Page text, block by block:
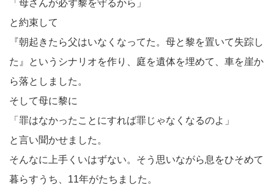
「母さんが必ず黎を守るから」
と約束して
『朝起きたら父はいなくなってた。母と黎を置いて失踪し
た』というシナリオを作り、庭を遺体を埋めて、車を崖か
ら落としました。
そして母に黎に
「罪はなかったことにすれば罪じゃなくなるのよ」
と言い聞かせました。
そんなに上手くいはずない。そう思いながら息をひそめて
暮らすうち、11年がたちました。